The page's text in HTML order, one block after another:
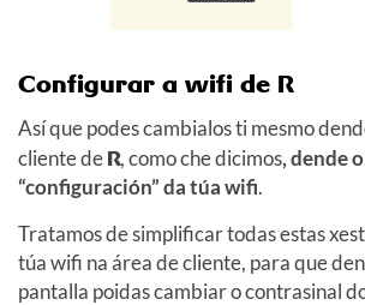
Configurar a wifi de R
Así que podes cambialos ti mesmo
cliente deR, como che dicimos, dende
“configuración” da túa wifi.
Tratamos de simplificar todas estas
túa wifi na área de cliente, para que
pantalla poidas cambiar o contrasinal